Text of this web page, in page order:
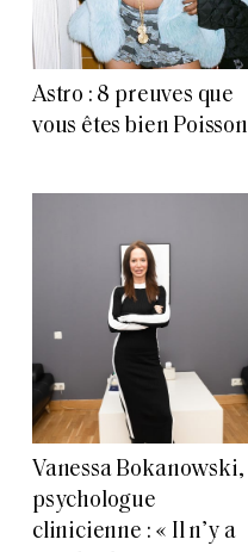
Astro : 8 preuves que
vous êtes bien Poisson
Vanessa Bokanowski,
psychologue
clinicienne : « Il n’y a